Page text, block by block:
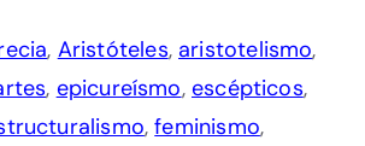
, Aristóteles, aristotelismo,
, epicureísmo, escépticos,
,feminismo,